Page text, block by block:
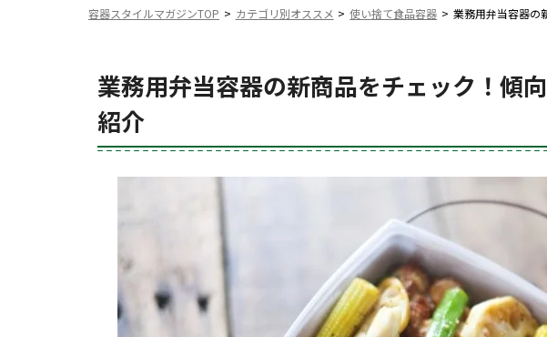
容器スタイルマガジンTOP カテゴリ別オススメ 使い捨て食品容器 業務用弁当容器の
業務用弁当容器の新商品をチェック！傾
紹介